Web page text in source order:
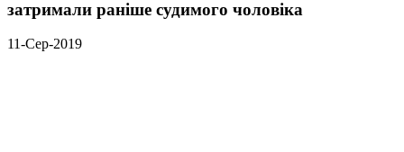
затримали раніше судимого чоловіка
11-Сер-2019